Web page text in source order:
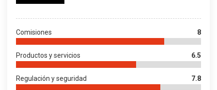
Comisiones 8
Productos y servicios 6.5
Regulación y seguridad 7.8